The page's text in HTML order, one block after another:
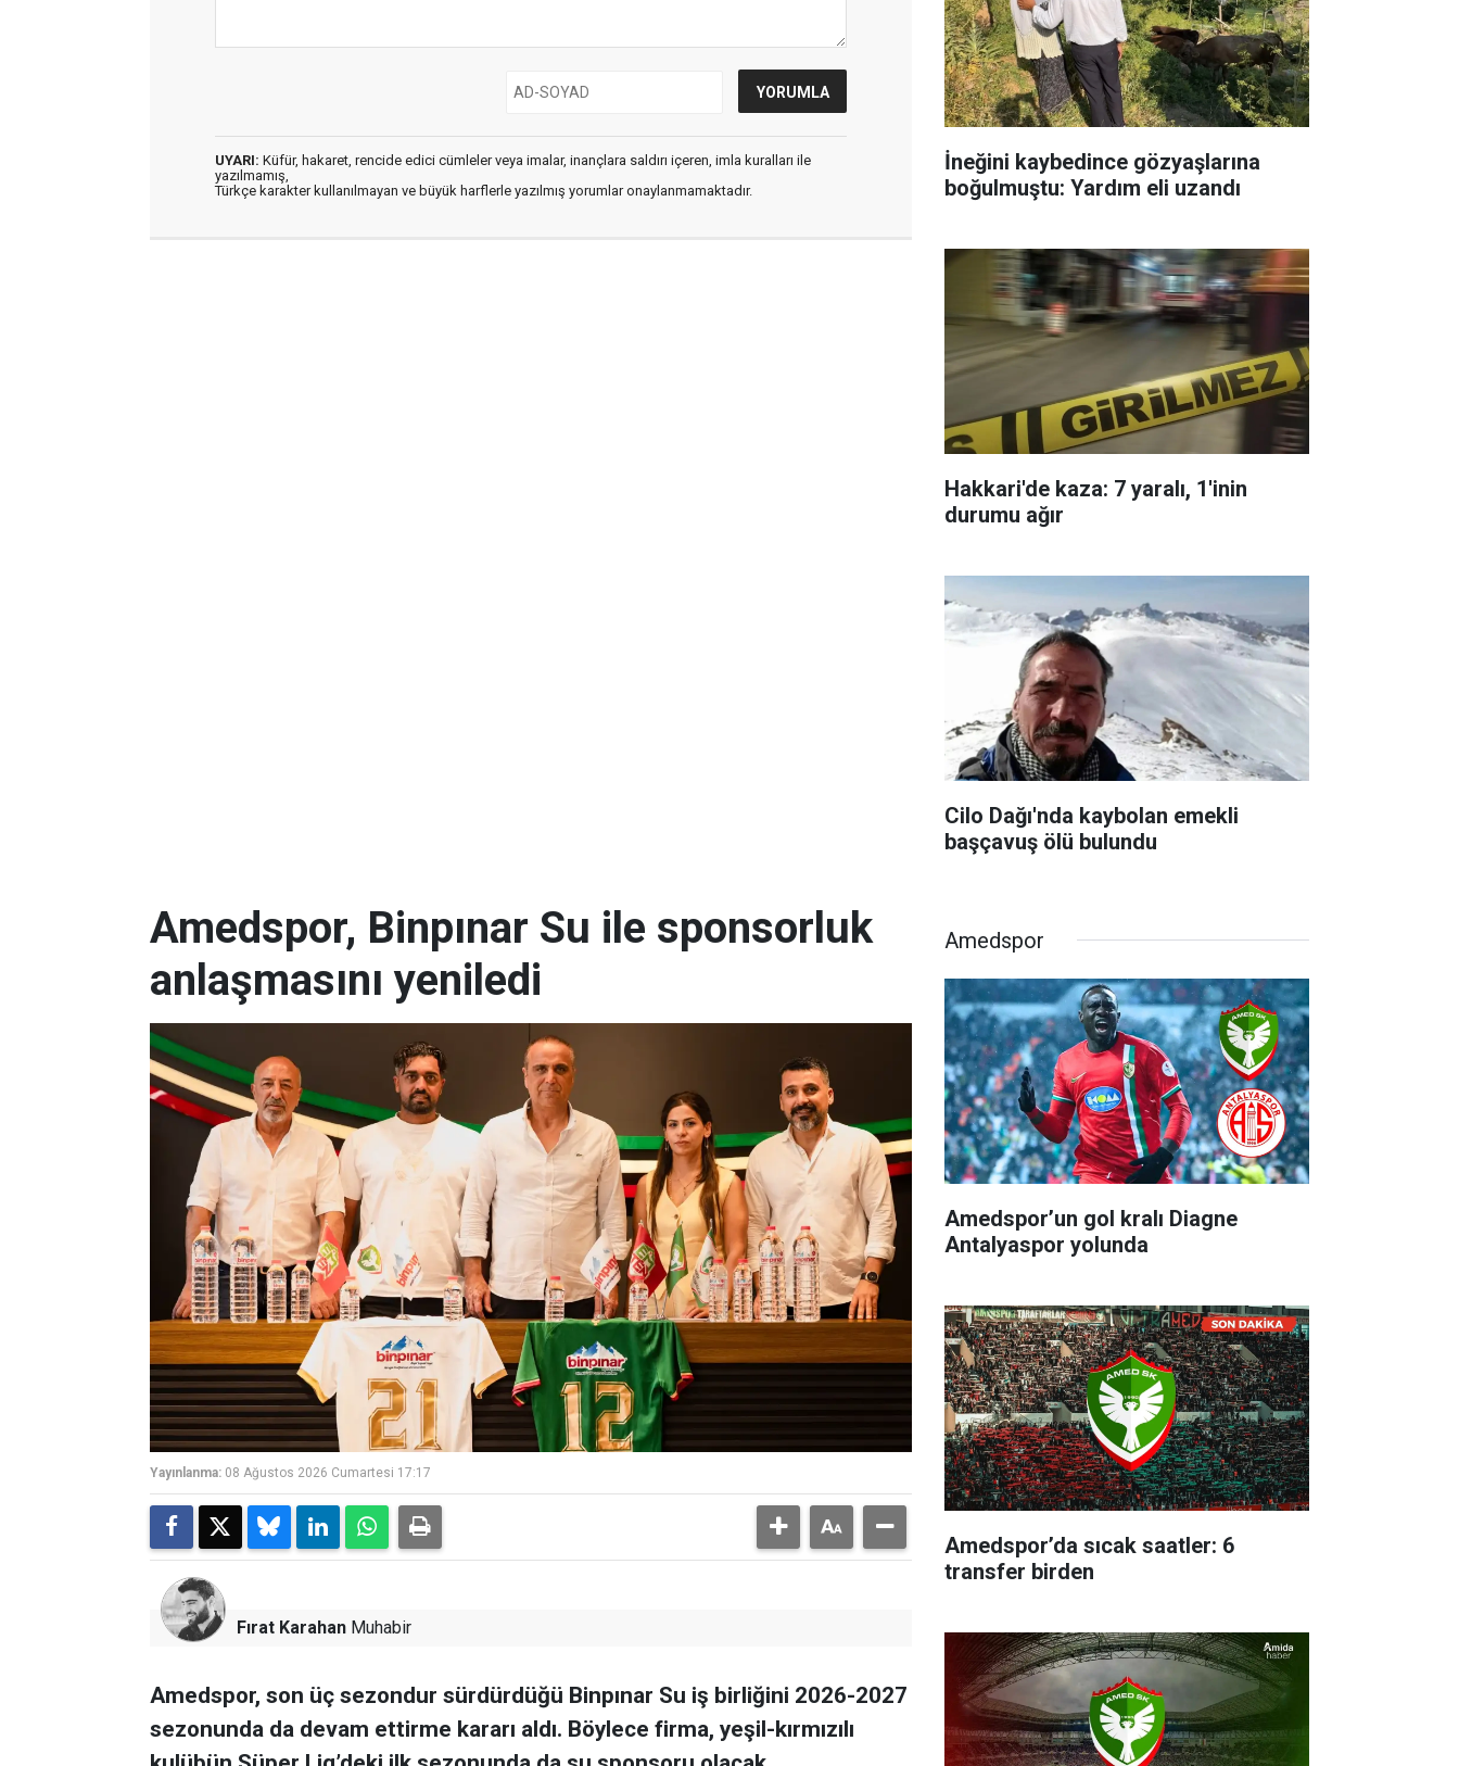
UYARI: Küfür, hakaret, rencide edici cümleler veya imalar, inançlara saldırı içeren, imla kuralları ile
yazılmamış,
Türkçe karakter kullanılmayan ve büyük harflerle yazılmış yorumlar onaylanmamaktadır.
İneğini kaybedince gözyaşlarına
boğulmuştu: Yardım eli uzandı
Hakkari'de kaza: 7 yaralı, 1'inin
durumu ağır
Cilo Dağı'nda kaybolan emekli
başçavuş ölü bulundu
Amedspor, Binpınar Su ile sponsorluk
anlaşmasını yeniledi
Yayınlanma: 08 Ağustos 2026 Cumartesi 17:17
Fırat Karahan Muhabir
Amedspor, son üç sezondur sürdürdüğü Binpınar Su iş birliğini 2026-2027
sezonunda da devam ettirme kararı aldı. Böylece firma, yeşil-kırmızılı
Amedspor
Amedspor’un gol kralı Diagne
Antalyaspor yolunda
Amedspor’da sıcak saatler: 6
transfer birden